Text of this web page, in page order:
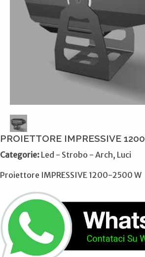
PROIETTORE IMPRESSIVE
Categorie: Led - Strobo - Arch, Luci
Proiettore IMPRESSIVE 1200-2500 W